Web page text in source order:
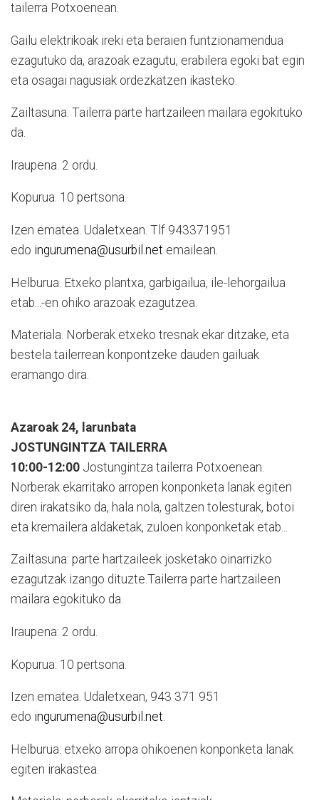
tailerra Potxoenean.
Gailu elektrikoak ireki eta beraien funtzionamendua
ezagutuko da, arazoak ezagutu, erabilera egoki bat egin
eta osagai nagusiak ordezkatzen ikasteko.
Zailtasuna. Tailerra parte hartzaileen mailara egokituko
da.
Iraupena. 2 ordu.
Kopurua. 10 pertsona.
Izen ematea. Udaletxean. Tlf 943371951
edo ingurumena@usurbil.net emailean.
Helburua. Etxeko plantxa, garbigailua, ile-lehorgailua
etab...-en ohiko arazoak ezagutzea.
Materiala. Norberak etxeko tresnak ekar ditzake, eta
bestela tailerrean konpontzeke dauden gailuak
eramango dira.
Azaroak 24, larunbata
JOSTUNGINTZA TAILERRA
10:00-12:00 Jostungintza tailerra Potxoenean.
Norberak ekarritako arropen konponketa lanak egiten
diren irakatsiko da, hala nola, galtzen tolesturak, botoi
eta kremailera aldaketak, zuloen konponketak etab...
Zailtasuna: parte hartzaileek josketako oinarrizko
ezagutzak izango dituzte.Tailerra parte hartzaileen
mailara egokituko da.
Iraupena: 2 ordu.
Kopurua: 10 pertsona.
Izen ematea. Udaletxean, 943 371 951
edo ingurumena@usurbil.net.
Helburua: etxeko arropa ohikoenen konponketa lanak
egiten irakastea.